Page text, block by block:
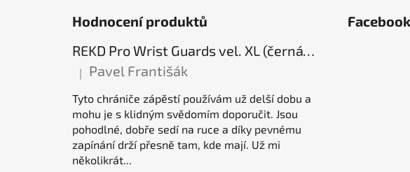
Hodnocení produktů
REKD Pro Wrist Guards vel. XL (černá) chrániče zápěstí
Hodnocení produktu je 5 z 5 hvězdiček.
| Pavel Františák
Tyto chrániče zápěstí používám už delší dobu a
mohu je s klidným svědomím doporučit. Jsou
pohodlné, dobře sedí na ruce a díky pevnému
zapínání drží přesně tam, kde mají. Už mi
několikrát...
Facebook